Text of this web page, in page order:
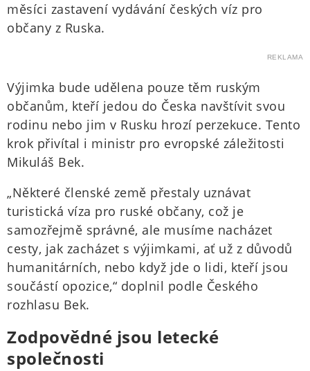
měsíci zastavení vydávání českých víz pro
občany z Ruska.
REKLAMA
Výjimka bude udělena pouze těm ruským
občanům, kteří jedou do Česka navštívit svou
rodinu nebo jim v Rusku hrozí perzekuce. Tento
krok přivítal i ministr pro evropské záležitosti
Mikuláš Bek.
„Některé členské země přestaly uznávat
turistická víza pro ruské občany, což je
samozřejmě správné, ale musíme nacházet
cesty, jak zacházet s výjimkami, ať už z důvodů
humanitárních, nebo když jde o lidi, kteří jsou
součástí opozice,“ doplnil podle Českého
rozhlasu Bek.
Zodpovědné jsou letecké
společnosti